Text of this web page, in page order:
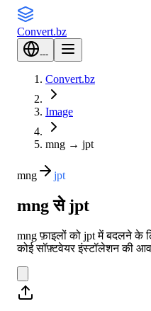
Convert.bz
---
Convert.bz
Image
mng → jpt
mng jpt
mng से jpt
mng फ़ाइलों को jpt में बदलने
कोई सॉफ़्टवेयर इंस्टॉलेशन की